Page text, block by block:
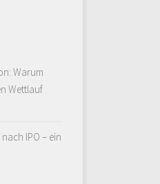
Warum
Wettlauf
IPO – ein